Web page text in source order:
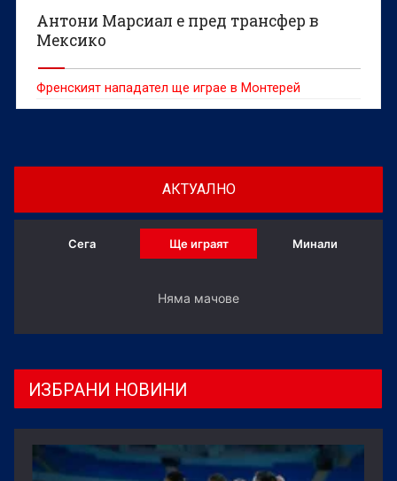
Антони Марсиал е пред трансфер в
Мексико
Френският нападател ще играе в Монтерей
АКТУАЛНО
Сега Ще играят Минали
Няма мачове
ИЗБРАНИ НОВИНИ